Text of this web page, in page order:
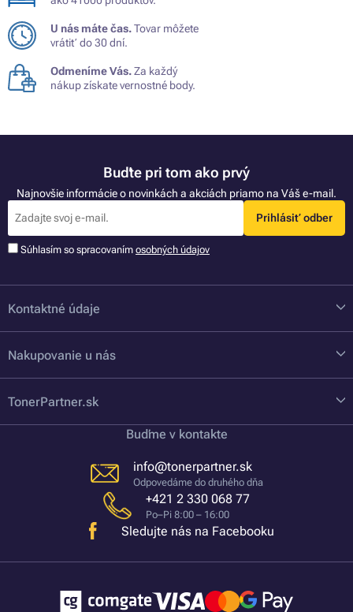
U nás máte čas.Tovar môžete
vrátiť do 30 dní.
Odmeníme Vás.Za každý
nákup získate vernostné body.
Buďte pri tom ako prvý
Najnovšie informácie o novinkách a akciách priamo na Váš e-mail.
Prihlásiť odber
Súhlasím so spracovaním osobných údajov
Kontaktné údaje
Nakupovanie u nás
TonerPartner.sk
Buďme v kontakte
info@tonerpartner.sk
Odpovedáme do druhého dňa
+421 2 330 068 77
Po–Pi 8:00 – 16:00
Sledujte nás na Facebooku